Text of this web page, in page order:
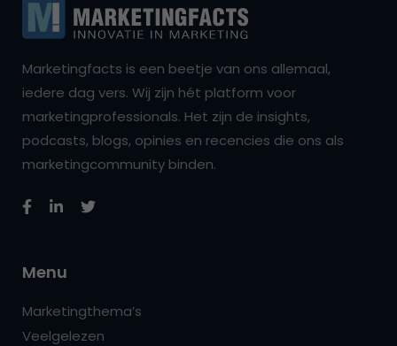
Marketingfacts is een beetje van ons allemaal,
iedere dag vers. Wij zijn hét platform voor
marketingprofessionals. Het zijn de insights,
podcasts, blogs, opinies en recencies die ons als
marketingcommunity binden.
Menu
Marketingthema’s
Veelgelezen